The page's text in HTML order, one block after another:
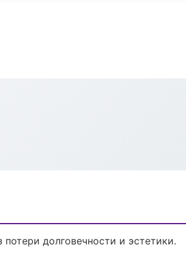
долговечности и эстетики.